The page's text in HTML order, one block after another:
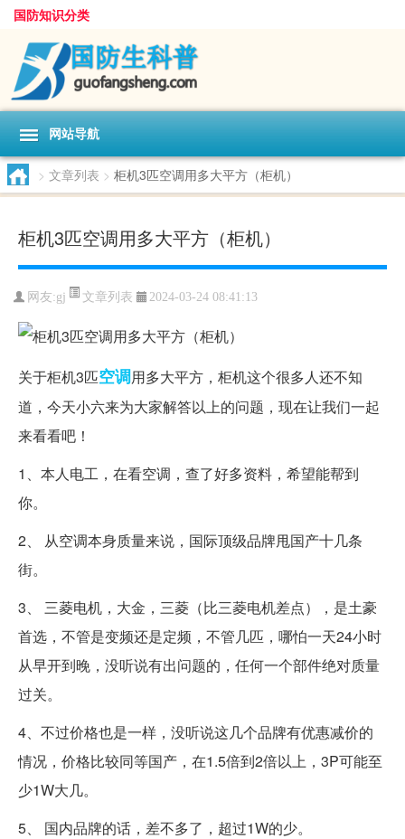
国防知识分类
网站导航
> 文章列表 > 柜机3匹空调用多大平方（柜机）
柜机3匹空调用多大平方（柜机）
网友:gj 文章列表 2024-03-24 08:41:13
关于柜机3匹空调用多大平方，柜机这个很多人还不知
道，今天小六来为大家解答以上的问题，现在让我们一起
来看看吧！
1、本人电工，在看空调，查了好多资料，希望能帮到
你。
2、 从空调本身质量来说，国际顶级品牌甩国产十几条
街。
3、 三菱电机，大金，三菱（比三菱电机差点），是土豪
首选，不管是变频还是定频，不管几匹，哪怕一天24小时
从早开到晚，没听说有出问题的，任何一个部件绝对质量
过关。
4、不过价格也是一样，没听说这几个品牌有优惠减价的
情况，价格比较同等国产，在1.5倍到2倍以上，3P可能至
少1W大几。
5、 国内品牌的话，差不多了，超过1W的少。